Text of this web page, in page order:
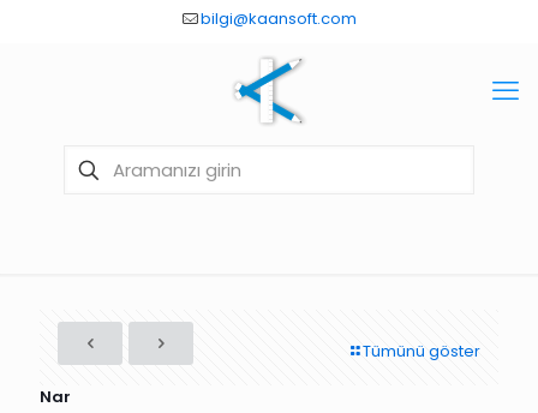
bilgi@kaansoft.com
Tümünü göster
Nar